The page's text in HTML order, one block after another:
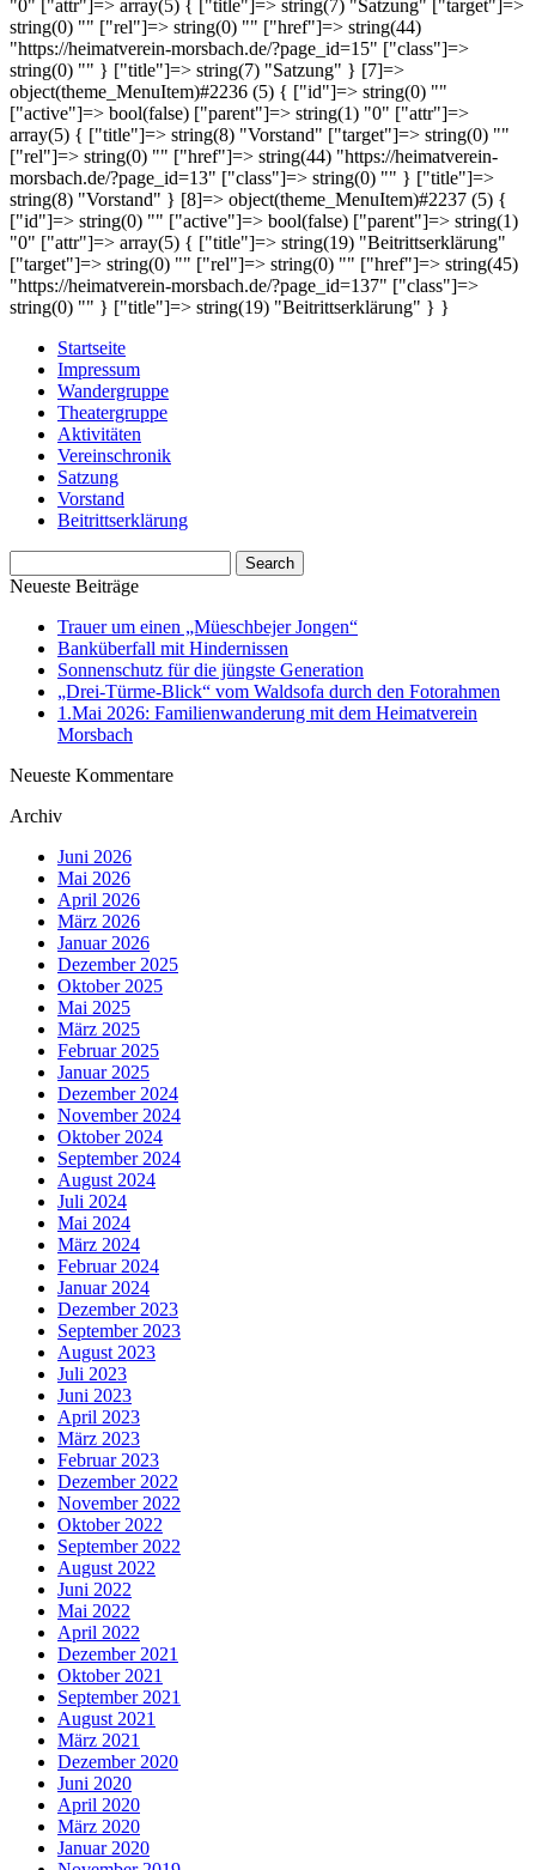
"0" ["attr"]=> array(5) { ["title"]=> string(7) "Satzung" ["target"]=>
string(0) "" ["rel"]=> string(0) "" ["href"]=> string(44)
"https://heimatverein-morsbach.de/?page_id=15" ["class"]=>
string(0) "" } ["title"]=> string(7) "Satzung" } [7]=>
object(theme_MenuItem)#2236 (5) { ["id"]=> string(0) ""
["active"]=> bool(false) ["parent"]=> string(1) "0" ["attr"]=>
array(5) { ["title"]=> string(8) "Vorstand" ["target"]=> string(0) ""
["rel"]=> string(0) "" ["href"]=> string(44) "https://heimatverein-
morsbach.de/?page_id=13" ["class"]=> string(0) "" } ["title"]=>
string(8) "Vorstand" } [8]=> object(theme_MenuItem)#2237 (5) {
["id"]=> string(0) "" ["active"]=> bool(false) ["parent"]=> string(1)
"0" ["attr"]=> array(5) { ["title"]=> string(19) "Beitrittserklärung"
["target"]=> string(0) "" ["rel"]=> string(0) "" ["href"]=> string(45)
"https://heimatverein-morsbach.de/?page_id=137" ["class"]=>
string(0) "" } ["title"]=> string(19) "Beitrittserklärung" } }
Startseite
Impressum
Wandergruppe
Theatergruppe
Aktivitäten
Vereinschronik
Satzung
Vorstand
Beitrittserklärung
Neueste Beiträge
Trauer um einen „Müeschbejer Jongen“
Banküberfall mit Hindernissen
Sonnenschutz für die jüngste Generation
„Drei-Türme-Blick“ vom Waldsofa durch den Fotorahmen
1.Mai 2026: Familienwanderung mit dem Heimatverein
Morsbach
Neueste Kommentare
Archiv
Juni 2026
Mai 2026
April 2026
März 2026
Januar 2026
Dezember 2025
Oktober 2025
Mai 2025
März 2025
Februar 2025
Januar 2025
Dezember 2024
November 2024
Oktober 2024
September 2024
August 2024
Juli 2024
Mai 2024
März 2024
Februar 2024
Januar 2024
Dezember 2023
September 2023
August 2023
Juli 2023
Juni 2023
April 2023
März 2023
Februar 2023
Dezember 2022
November 2022
Oktober 2022
September 2022
August 2022
Juni 2022
Mai 2022
April 2022
Dezember 2021
Oktober 2021
September 2021
August 2021
März 2021
Dezember 2020
Juni 2020
April 2020
März 2020
Januar 2020